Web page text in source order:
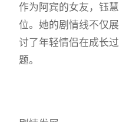
作为阿宾的女友，钰
位。她的剧情线不仅
讨了年轻情侣在成长
题。